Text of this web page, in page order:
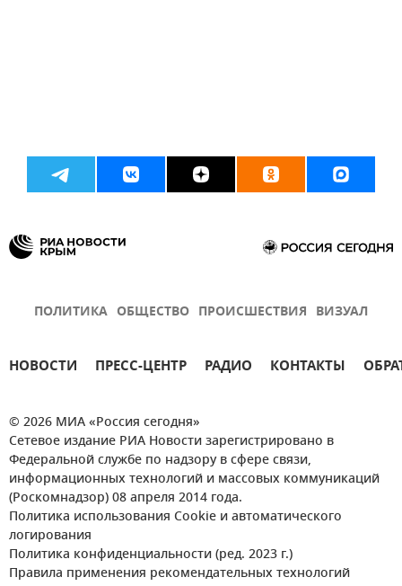
ПОЛИТИКА ОБЩЕСТВО ПРОИСШЕСТВИЯ ВИЗУАЛ
НОВОСТИ ПРЕСС-ЦЕНТР РАДИО КОНТАКТЫ
© 2026 МИА «Россия сегодня»
Сетевое издание РИА Новости зарегистрировано в
Федеральной службе по надзору в сфере связи,
информационных технологий и массовых коммуникаций
(Роскомнадзор) 08 апреля 2014 года.
Политика использования Cookie и автоматического
логирования
Политика конфиденциальности (ред. 2023 г.)
Правила применения рекомендательных технологий